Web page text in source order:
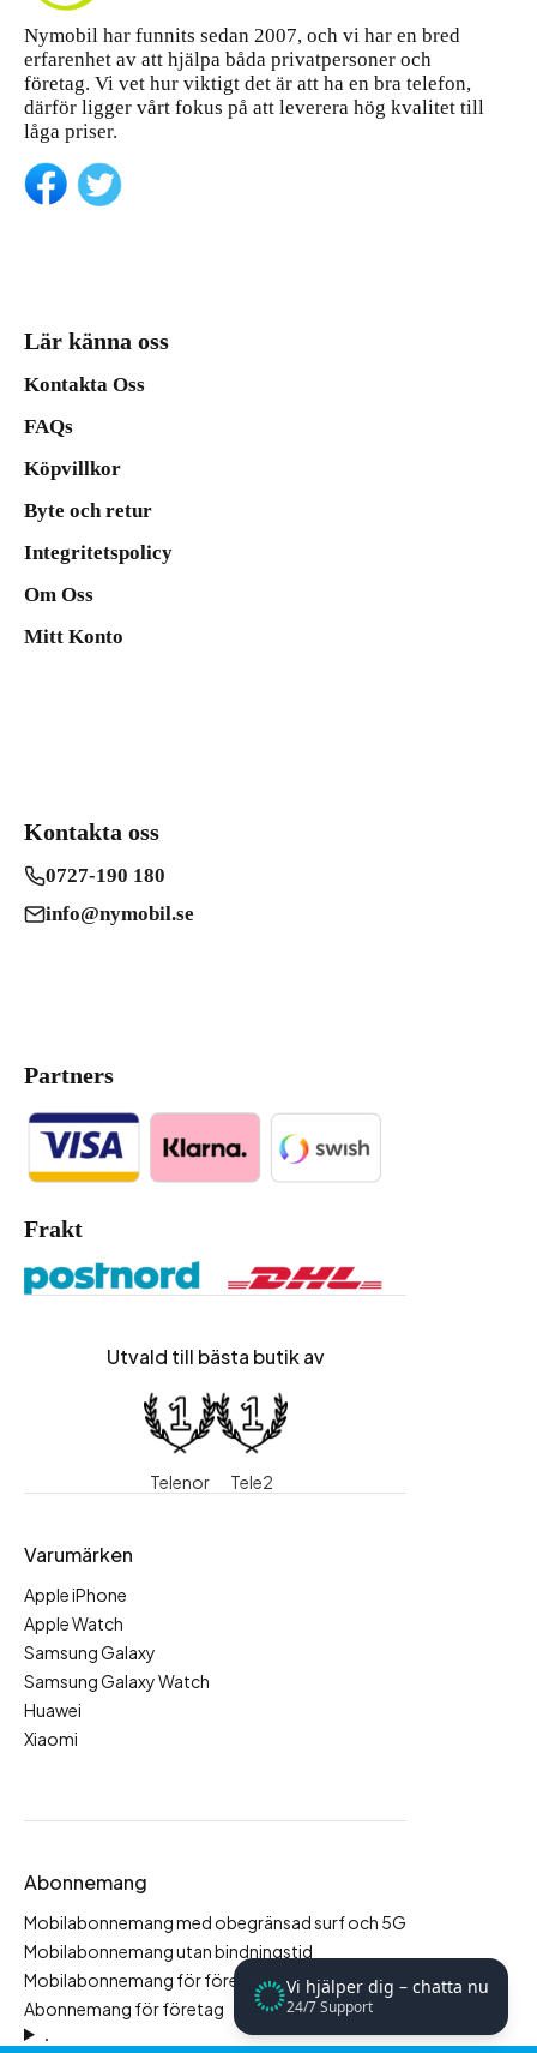
Nymobil har funnits sedan 2007, och vi har en bred
erfarenhet av att hjälpa båda privatpersoner och
företag. Vi vet hur viktigt det är att ha en bra telefon,
därför ligger vårt fokus på att leverera hög kvalitet till
låga priser.
Lär känna oss
Kontakta Oss
FAQs
Köpvillkor
Byte och retur
Integritetspolicy
Om Oss
Mitt Konto
Vi hjälper dig – chatta nu
24/7 Support
Kontakta oss
0727-190 180
info@nymobil.se
Partners
Frakt
Utvald till bästa butik av
Telenor Tele2
Varumärken
Apple iPhone
Apple Watch
Samsung Galaxy
Samsung Galaxy Watch
Huawei
Xiaomi
Abonnemang
Mobilabonnemang med obegränsad surf och 5G
Mobilabonnemang utan bindningstid
Mobilabonnemang för företag
Abonnemang för företag
.